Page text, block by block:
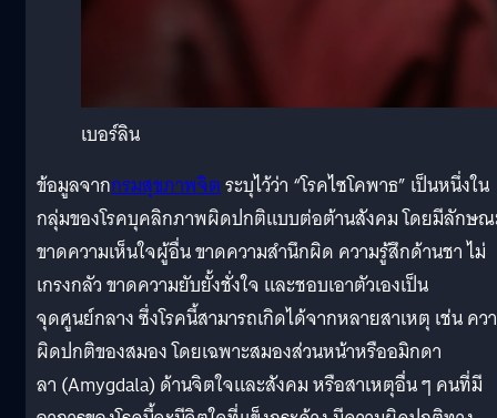
เบอร์ลิน
ข้อมูลจากกรมสุขภาพจิตระบุไว้ว่า “โรคไซโคพาธ” เป็นหนึ่งใน
กลุ่มของโรคบุคลิกภาพผิดปกติแบบต่อต้านสังคม โดยมีลักษ
ขาดความเห็นใจผู้อื่น ขาดความสำนึกผิด ความรู้สึกด้านชา ไม่
เกรงกลัว ขาดความยับยั้งชั่งใจ และชอบเอาตัวเองเป็น
จุดศูนย์กลาง ซึ่งโรคนี้สามารถเกิดได้จากหลายสาเหตุ เช่น คว
ผิดปกติของสมอง โดยเฉพาะสมองส่วนหน้าหรืออมิกดา
ลา (Amygdala) ด้านจิตใจและสังคม หรือสาเหตุอื่น ๆ คนที่มี